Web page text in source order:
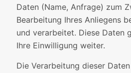
Daten (Name, Anfrage) zum
Bearbeitung Ihres Anliegens
und verarbeitet. Diese Daten
Ihre Einwilligung weiter.
Die Verarbeitung dieser